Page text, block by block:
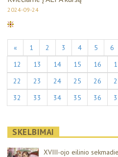
2024-09-24
« 1 2 3 4 5 6
12
13 14 15 16
22
23 24 25 26
32
33 34 35 36
SKELBIMAI
XVIII-ojo eilinio